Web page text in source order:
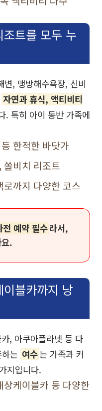
트를 모두 누
변, 맹방해수욕장, 신비
자연과 휴식, 액티비티
. 특히 아이 동반 가족에
한적한 바닷가
쏠비치 리조트
까지 다양한 코스
전 예약 필수라서,
.
블카까지 낭
, 아쿠아플라넷 등 다
는 여수는 가족과 커
지입니다.
케이블카 등 다양한